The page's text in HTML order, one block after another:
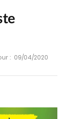
: 09/04/2020